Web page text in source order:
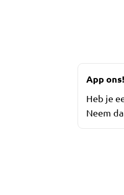
App ons!
Heb je
Neem